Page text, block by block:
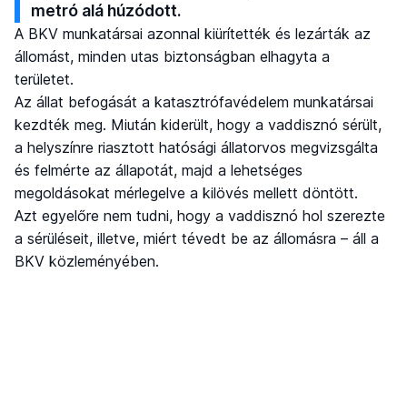
metró alá húzódott.
A BKV munkatársai azonnal kiürítették és lezárták az
állomást, minden utas biztonságban elhagyta a
területet.
Az állat befogását a katasztrófavédelem munkatársai
kezdték meg. Miután kiderült, hogy a vaddisznó sérült,
a helyszínre riasztott hatósági állatorvos megvizsgálta
és felmérte az állapotát, majd a lehetséges
megoldásokat mérlegelve a kilövés mellett döntött.
Azt egyelőre nem tudni, hogy a vaddisznó hol szerezte
a sérüléseit, illetve, miért tévedt be az állomásra – áll a
BKV közleményében.